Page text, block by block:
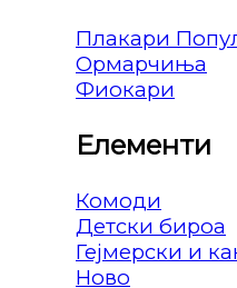
Плакари
Ормарчиња
Фиокари
Елементи
Комоди
Детски бироа
Гејмерски и